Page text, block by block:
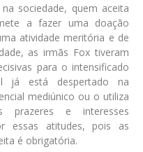
sociedade, quem aceita
a fazer uma doação
atividade meritória e de
as irmãs Fox tiveram
para o intensificado
já está despertado na
mediúnico ou o utiliza
prazeres e interesses
essas atitudes, pois as
é obrigatória.